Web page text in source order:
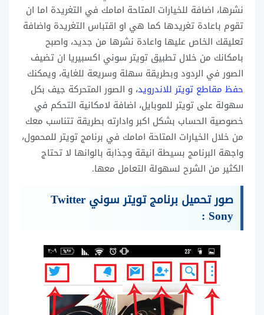
نشرها، اضافة للخيارات المتاحة امامك في التغريدة اما ان
تقوم باعادة تغريدها كما هي او اقتباس التغريدة واضافة
تعليقك الخاص عليها واعادة نشرها من جديد، واصبح
بامكانك من خلال تطبيق تويتر سوني اكسبيريا ان تضيف
الصور في الردود وبطريقة سهلة وسريعة للغاية، ويمكنك
حفظ مقاطع تويتر للاندرويد، و الصور المتحركة جيف بكل
سهولة على تويتر للموبايل، اضافة لامكانية التحكم في
خصوصية الحساب بشكل اكبر وادارته بطريقة تتناسب معك
من خلال الخيارات المتاحة امامك في برنامج تويتر للمحمول،
واجهة البرنامج بسيطة انيقة وجذابة بالوانها لا تحتاج
الكثير من الشرح لسهولة التعامل معها.
صور تحميل برنامج تويتر سوني Twitter
Sony :